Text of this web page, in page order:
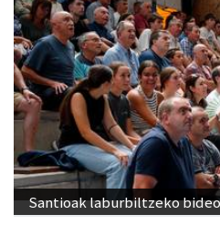
Santioak laburbiltzeko